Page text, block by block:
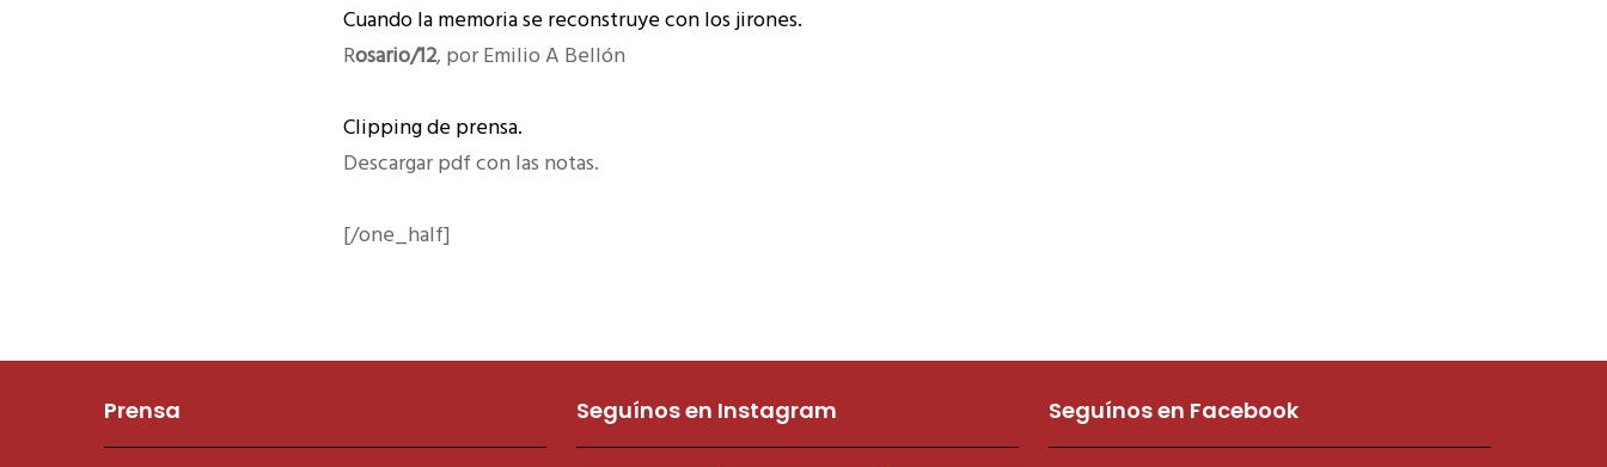
Cuando la memoria se reconstruye con los jirones.
Rosario/12, por Emilio A Bellón
Clipping de prensa.
Descargar pdf con las notas.
[/one_half]
Prensa Seguínos en Instagram Seguínos en Facebook